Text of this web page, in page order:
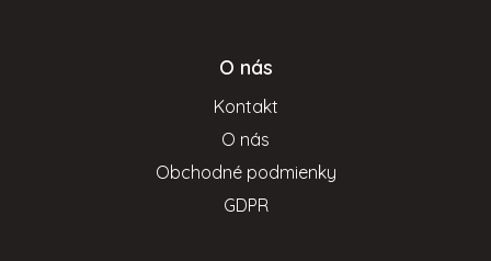
O nás
Kontakt
O nás
Obchodné podmienky
GDPR